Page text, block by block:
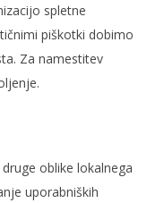
spletne
piškotki dobimo
Za namestitev
oblike lokalnega
uporabniških